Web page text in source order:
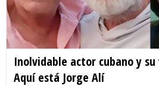
Inolvidable actor cubano y
Aquí está Jorge Alí